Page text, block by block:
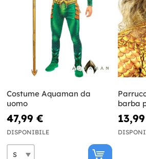
Costume Aquaman da
uomo
47,99 €
DISPONIBILE
barba